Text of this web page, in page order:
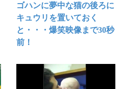
ゴハンに夢中な猫の後ろに
キュウリを置いておく
と・・・爆笑映像まで30秒
前！